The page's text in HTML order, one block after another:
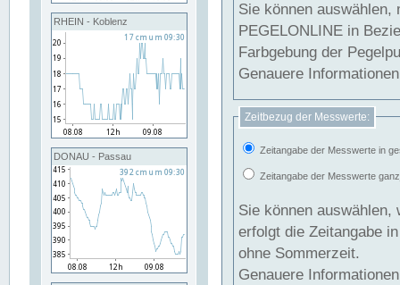
RHEIN - Koblenz
DONAU - Passau
Sie können
PEGELONLINE in Beziehung
Farbgebung der
Genauere
Zeitbezug der Messwerte:
Zeitangabe der Messwerte in
Zeitangabe der Messwerte
Sie können auswählen,
erfolgt die Zeitangabe
ohne Sommerzeit.
Genauere